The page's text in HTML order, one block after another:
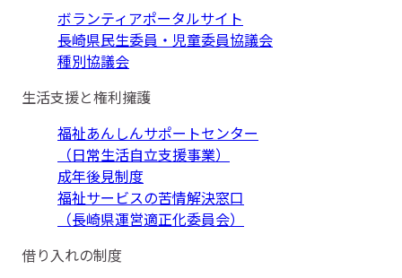
ボランティアポータルサイト
長崎県民生委員・児童委員協議会
種別協議会
生活支援と権利擁護
福祉あんしんサポートセンター
（日常生活自立支援事業）
成年後見制度
福祉サービスの苦情解決窓口
（長崎県運営適正化委員会）
借り入れの制度